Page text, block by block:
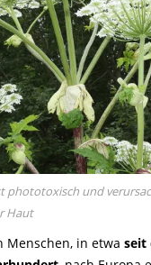
phototoxisch und
Haut
Menschen, in etwa seit